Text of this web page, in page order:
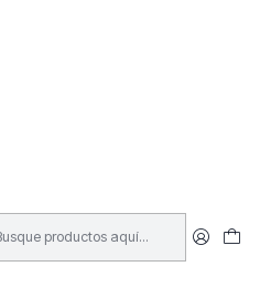
concretan aquí !!!